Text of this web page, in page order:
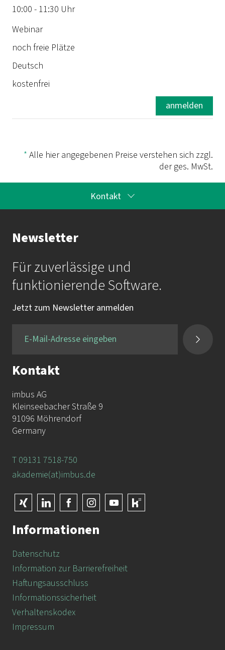
10:00 - 11:30 Uhr
Webinar
noch freie Plätze
Deutsch
kostenfrei
anmelden
* Alle hier angegebenen Preise verstehen sich zzgl.
der ges. MwSt.
Kontakt
Ihr Kontakt zur Akademie
Frau Katrin Krauß
Mail: akademie@imbus.de
Tel.:
+49 9131 / 7518-750
Newsletter
Für zuverlässige und
funktionierende Software.
Jetzt zum Newsletter anmelden
Kontakt
imbus AG
Kleinseebacher Straße 9
91096 Möhrendorf
Germany
T 09131 7518-750
akademie(at)imbus.de
Informationen
Datenschutz
Information zur Barrierefreiheit
Haftungsausschluss
Informationssicherheit
Verhaltenskodex
Impressum